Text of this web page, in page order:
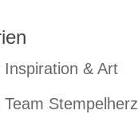
Inspiration & Art
Team Stempelherz